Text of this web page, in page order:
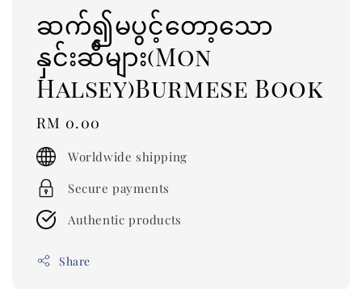
ဆက်၍မပွင့်တော့သော
နှင်းဆီများ(Mon
Halsey)Burmese Book
Regular
price
RM 0.00
Worldwide shipping
Secure payments
Authentic products
Share